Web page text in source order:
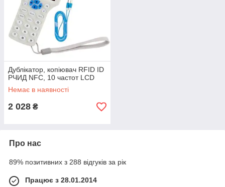
Дублікатор, копіювач RFID ID
РЧИД NFC, 10 частот LCD
Немає в наявності
2 028 ₴
Про нас
89% позитивних з 288 відгуків за рік
Працює з 28.01.2014